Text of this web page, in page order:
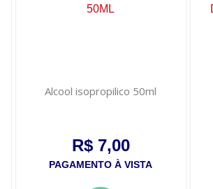
Alcool isopropilico 50ml
R$ 7,00
PAGAMENTO À VISTA